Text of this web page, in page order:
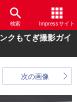
検索 Impressサイト
クもてぎ撮影ガイ
次の画像